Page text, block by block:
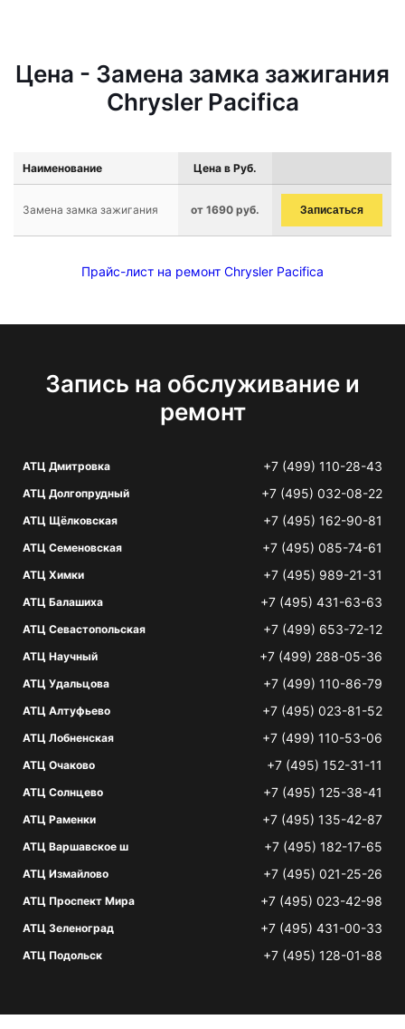
Цена - Замена замка зажигания
Chrysler Pacifica
Наименование Цена в Руб.
Замена замка зажигания от 1690 руб. Записаться
Прайс-лист на ремонт Chrysler Pacifica
Запись на обслуживание и
ремонт
АТЦ Дмитровка +7 (499) 110-28-43
АТЦ Долгопрудный +7 (495) 032-08-22
АТЦ Щёлковская +7 (495) 162-90-81
АТЦ Семеновская +7 (495) 085-74-61
АТЦ Химки +7 (495) 989-21-31
АТЦ Балашиха +7 (495) 431-63-63
АТЦ Севастопольская +7 (499) 653-72-12
АТЦ Научный +7 (499) 288-05-36
АТЦ Удальцова +7 (499) 110-86-79
АТЦ Алтуфьево +7 (495) 023-81-52
АТЦ Лобненская +7 (499) 110-53-06
АТЦ Очаково +7 (495) 152-31-11
АТЦ Солнцево +7 (495) 125-38-41
АТЦ Раменки +7 (495) 135-42-87
АТЦ Варшавское ш +7 (495) 182-17-65
АТЦ Измайлово +7 (495) 021-25-26
АТЦ Проспект Мира +7 (495) 023-42-98
АТЦ Зеленоград +7 (495) 431-00-33
АТЦ Подольск +7 (495) 128-01-88